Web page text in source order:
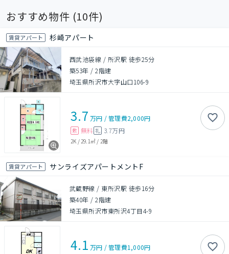
おすすめ物件 (10件)
賃貸アパート 杉崎アパート
西武池袋線 / 所沢駅 徒歩25分
築53年 /2階建
埼玉県所沢市大字山口106-9
3.7 万円 /管理費2,000円
敷 無料 礼 3.7万円
2K / 29.1㎡ / 2階
賃貸アパート サンライズアパートメントF
武蔵野線 / 東所沢駅 徒歩16分
築40年 /2階建
埼玉県所沢市東所沢4丁目4-9
4.1 万円 /管理費1,000円